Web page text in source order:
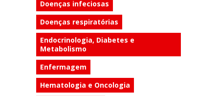
Doenças infeciosas
Doenças respiratórias
Endocrinologia, Diabetes e
Metabolismo
Enfermagem
Hematologia e Oncologia